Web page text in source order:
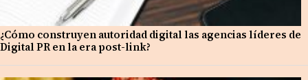
¿Cómo construyen autoridad digital las agencias líderes de
Digital PR en la era post-link?